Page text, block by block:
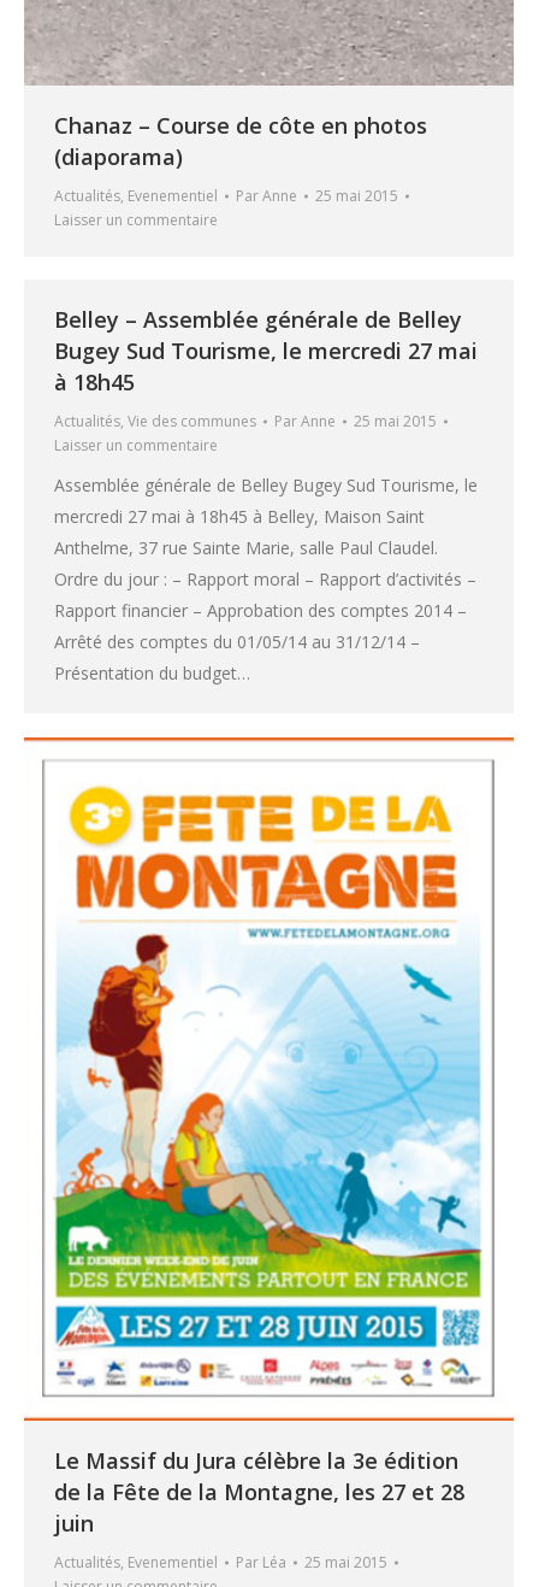
Chanaz – Course de côte en photos
(diaporama)
Actualités, Evenementiel ParAnne
25 mai 2015
Laisser un commentaire
Belley – Assemblée générale de Belley
Bugey Sud Tourisme, le mercredi 27 mai
à 18h45
Actualités, Vie des communes ParAnne
25 mai 2015
Laisser un commentaire
Assemblée générale de Belley Bugey Sud Tourisme, le
mercredi 27 mai à 18h45 à Belley, Maison Saint
Anthelme, 37 rue Sainte Marie, salle Paul Claudel.
Ordre du jour : – Rapport moral – Rapport d’activités –
Rapport financier – Approbation des comptes 2014 –
Arrêté des comptes du 01/05/14 au 31/12/14 –
Présentation du budget…
Le Massif du Jura célèbre la 3e édition
de la Fête de la Montagne, les 27 et 28
juin
Actualités, Evenementiel Par Léa
25 mai 2015